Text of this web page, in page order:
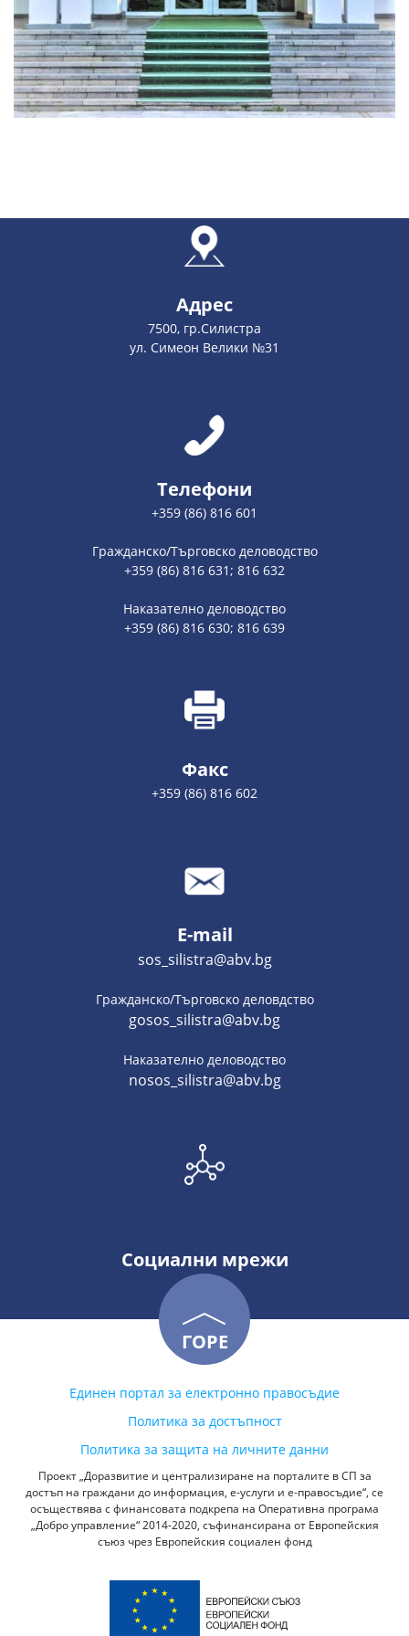
Адрес
7500, гр.Силистра
ул. Симеон Велики №31
Телефони
+359 (86) 816 601
Гражданско/Търговско деловодство
+359 (86) 816 631; 816 632
Наказателно деловодство
+359 (86) 816 630; 816 639
Факс
+359 (86) 816 602
E-mail
sos_silistra@abv.bg
Гражданско/Търговско деловдство
gosos_silistra@abv.bg
Наказателно деловодство
nosos_silistra@abv.bg
Социални мрежи
ГОРЕ
Единен портал за електронно правосъдие
Политика за достъпност
Политика за защита на личните данни
Проект „Доразвитие и централизиране на порталите в СП за
достъп на граждани до информация, е-услуги и е-правосъдие“, се
осъществява с финансовата подкрепа на Оперативна програма
„Добро управление“ 2014-2020, съфинансирана от Европейския
съюз чрез Европейския социален фонд